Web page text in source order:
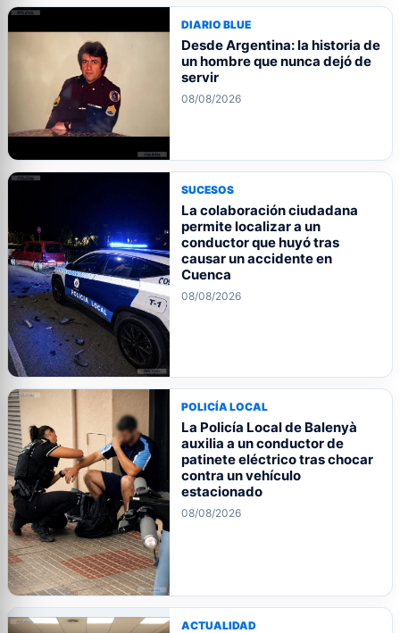
DIARIO BLUE
Desde Argentina: la historia de
un hombre que nunca dejó de
servir
08/08/2026
SUCESOS
La colaboración ciudadana
permite localizar a un
conductor que huyó tras
causar un accidente en
Cuenca
08/08/2026
POLICÍA LOCAL
La Policía Local de Balenyà
auxilia a un conductor de
patinete eléctrico tras chocar
contra un vehículo
estacionado
08/08/2026
ACTUALIDAD